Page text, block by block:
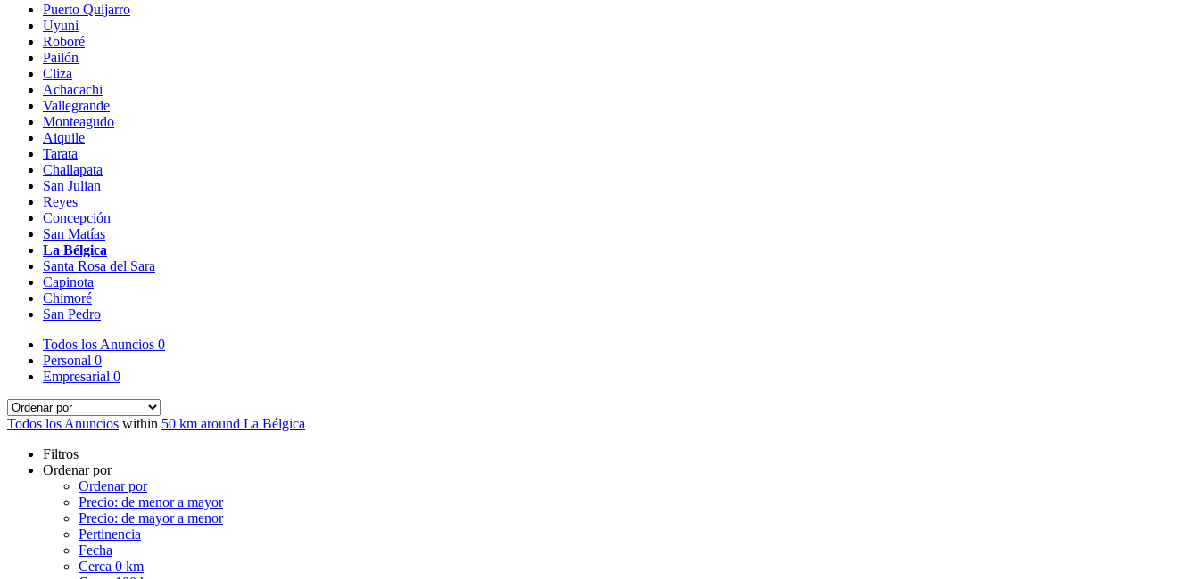
Puerto Quijarro
Uyuni
Roboré
Pailón
Cliza
Achacachi
Vallegrande
Monteagudo
Aiquile
Tarata
Challapata
San Julian
Reyes
Concepción
San Matías
La Bélgica
Santa Rosa del Sara
Capinota
Chimoré
San Pedro
Todos los Anuncios 0
Personal 0
Empresarial 0
Todos los Anuncios within 50 km around La Bélgica
Filtros
Ordenar por
Ordenar por
Precio: de menor a mayor
Precio: de mayor a menor
Pertinencia
Fecha
Cerca 0 km